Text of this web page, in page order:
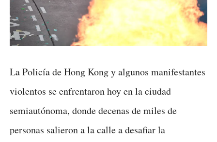
La Policía de Hong Kong y algunos manifestantes
violentos se enfrentaron hoy en la ciudad
semiautónoma, donde decenas de miles de
personas salieron a la calle a desafiar la